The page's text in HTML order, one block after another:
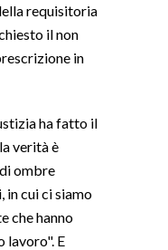
requisitoria
il non
in
ha fatto il
verità è
ombre
in cui ci siamo
che hanno
lavoro". E